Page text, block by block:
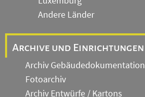
Andere Länder
Archive und Einrichtungen
Archiv Gebäudedokumentation
Fotoarchiv
Archiv Entwürfe / Kartons